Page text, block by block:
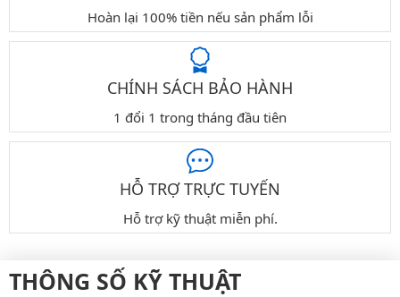
Hoàn lại 100% tiền nếu sản phẩm lỗi
CHÍNH SÁCH BẢO HÀNH
1 đổi 1 trong tháng đầu tiên
HỖ TRỢ TRỰC TUYẾN
Hỗ trợ kỹ thuật miễn phí.
THÔNG SỐ KỸ THUẬT